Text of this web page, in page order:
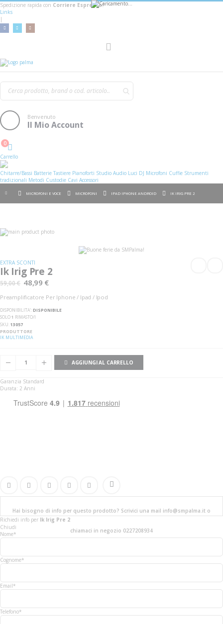
Spedizione rapida con Corriere Espresso!
Links
|
Benvenuto
Il Mio Account
Cart
0
Carrello
Chitarre/Bassi Batterie Tastiere Pianoforti Studio Audio Luci DJ Microfoni Cuffie Strumenti
tradizionali Metodi Custodie Cavi Accessori
MICROFONI E VOCE MICROFONI IPAD IPHONE ANDROID IK IRIG PRE 2
Vai
alla
galleria
di
immagini
galleria
di
immagini
EXTRA SCONTI
Ik Irig Pre 2
59,00 € 48,99 €
Preamplificatore Per Iphone / Ipad / Ipod
DISPONIBILITA':DISPONIBILE
SOLO1 RIMASTO/I
SKU 13057
PRODUTTORE
IK MULTIMEDIA
AGGIUNGI AL CARRELLO
Garanzia Standard
Durata: 2 Anni
Hai bisogno di info per questo prodotto? Scrivici una mail info@smpalma.it o
chiamaci in negozio 0227208934
Richiedi info per Ik Irig Pre 2
Chiudi
Nome*
Cognome*
Email*
Telefono*